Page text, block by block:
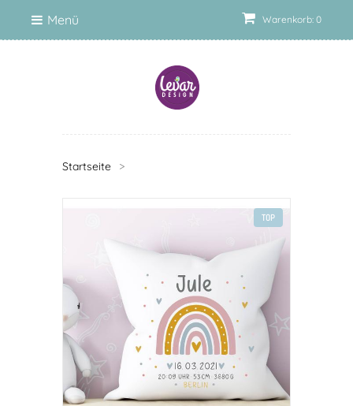
Warenkorb: 0
Menü
Startseite >
TOP